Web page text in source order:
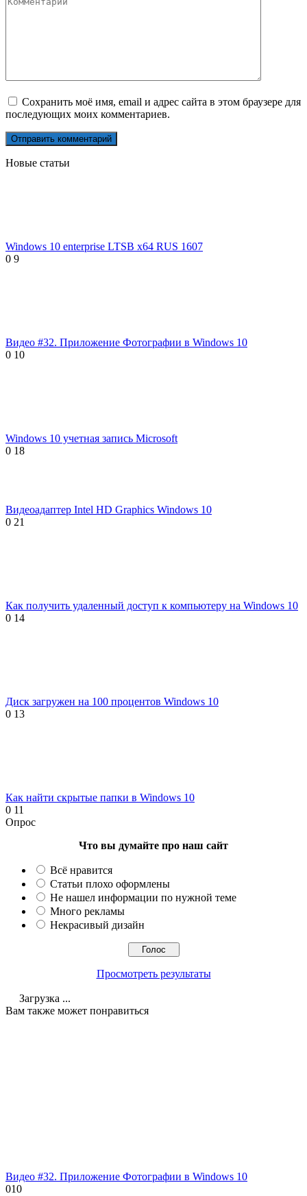
Сохранить моё имя, email и адрес сайта в этом браузере для
последующих моих комментариев.
Новые статьи
Windows 10 enterprise LTSB x64 RUS 1607
0 9
Видео #32. Приложение Фотографии в Windows 10
0 10
Windows 10 учетная запись Microsoft
0 18
Видеоадаптер Intel HD Graphics Windows 10
0 21
Как получить удаленный доступ к компьютеру на Windows 10
0 14
Диск загружен на 100 процентов Windows 10
0 13
Как найти скрытые папки в Windows 10
0 11
Опрос
Что вы думайте про наш сайт
Всё нравится
Статьи плохо оформлены
Не нашел информации по нужной теме
Много рекламы
Некрасивый дизайн
Просмотреть результаты
Загрузка ...
Вам также может понравиться
Видео #32. Приложение Фотографии в Windows 10
010